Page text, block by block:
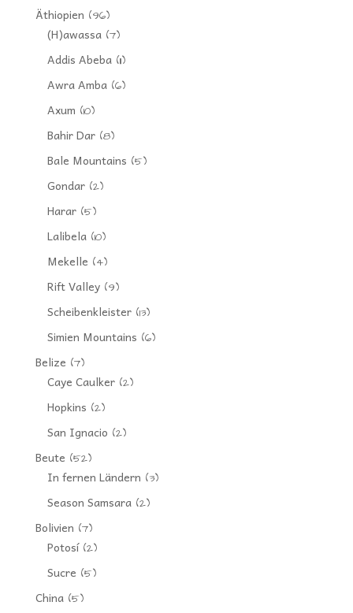
Äthiopien (96)
(H)awassa(7)
Addis Abeba(11)
Awra Amba(6)
Axum (10)
Bahir Dar(8)
Bale Mountains (5)
Gondar(2)
Harar(5)
Lalibela(10)
Mekelle (4)
Rift Valley(9)
Scheibenkleister(13)
Simien Mountains (6)
Belize (7)
Caye Caulker(2)
Hopkins (2)
San Ignacio (2)
Beute (52)
In fernen Ländern (3)
Season Samsara(2)
Bolivien (7)
Potosí(2)
Sucre (5)
China(5)